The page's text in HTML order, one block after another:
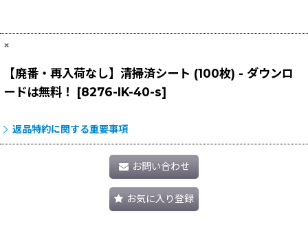
×
【廃番・再入荷なし】清掃済シート (100枚) - ダウンロ
ードは無料！
[8276-IK-40-s]
返品特約に関する重要事項
お問い合わせ
お気に入り登録